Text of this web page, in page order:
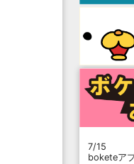
7/15
boketeア